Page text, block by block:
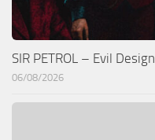
SIR PETROL – Evil Design
06/08/2026